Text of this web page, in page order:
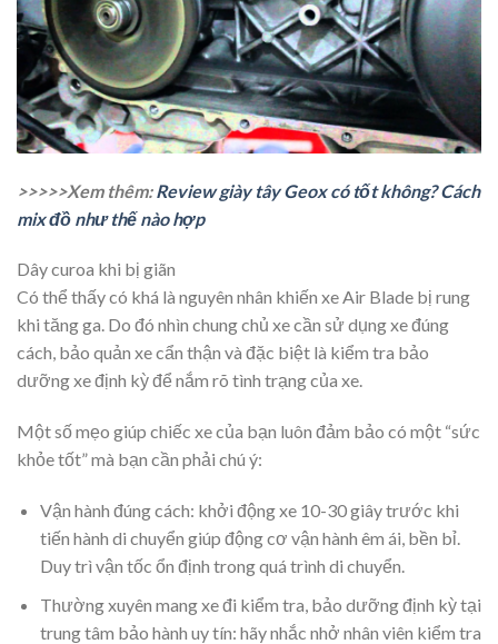
>>>>>Xem thêm:Review giày tây Geox có tốt không? Cách
mix đồ như thế nào hợp
Dây curoa khi bị giãn
Có thể thấy có khá là nguyên nhân khiến xe Air Blade bị rung
khi tăng ga. Do đó nhìn chung chủ xe cần sử dụng xe đúng
cách, bảo quản xe cẩn thận và đặc biệt là kiểm tra bảo
dưỡng xe định kỳ để nắm rõ tình trạng của xe.
Một số mẹo giúp chiếc xe của bạn luôn đảm bảo có một “sức
khỏe tốt” mà bạn cần phải chú ý:
Vận hành đúng cách: khởi động xe 10-30 giây trước khi
tiến hành di chuyển giúp động cơ vận hành êm ái, bền bỉ.
Duy trì vận tốc ổn định trong quá trình di chuyển.
Thường xuyên mang xe đi kiểm tra, bảo dưỡng định kỳ tại
trung tâm bảo hành uy tín: hãy nhắc nhở nhân viên kiểm tra